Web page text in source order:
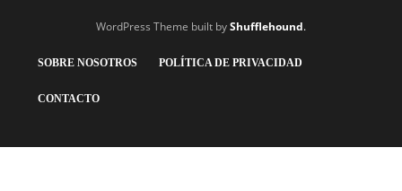
WordPress Theme built byShufflehound.
SOBRE NOSOTROS POLÍTICA DE PRIVACIDAD
CONTACTO